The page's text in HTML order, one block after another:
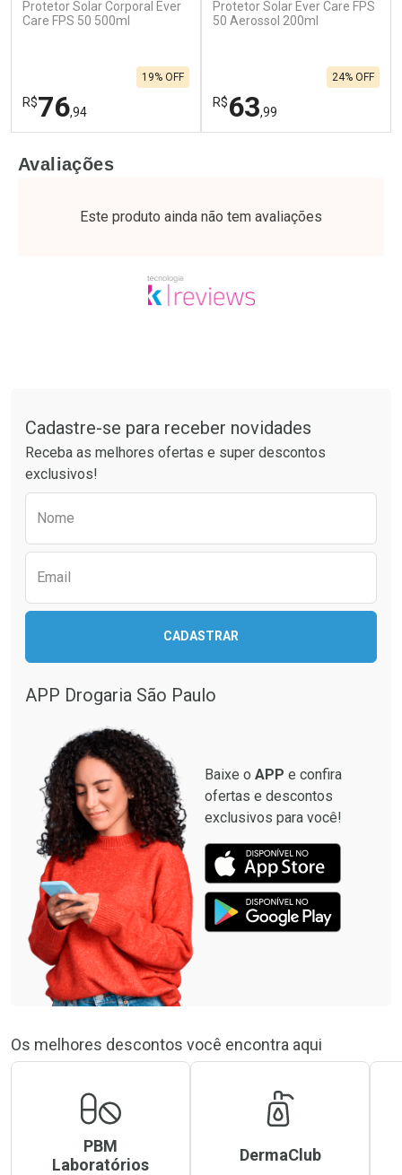
Protetor Solar Corporal Ever
Care FPS 50 500ml
R$76,94
19% OFF
Laboratório
Ativar Desconto
Comprar sem Desconto
Por Menos
Comprar sem Desconto
Por R$ 76,94/cada
Protetor Solar Ever Care FPS
50 Aerossol 200ml
R$63,99
24% OFF
Laboratório
Ativar Desconto
Comprar sem Desconto
Por Menos
Comprar sem Desconto
Avaliações
Este produto ainda não tem avaliações
Cadastre-se para receber novidades
Receba as melhores ofertas e super descontos
exclusivos!
Nome
Email
CADASTRAR
APP Drogaria São Paulo
Baixe o APP e confira
ofertas e descontos
exclusivos para você!
Os melhores descontos você encontra aqui
PBM
Laboratórios
DermaClub